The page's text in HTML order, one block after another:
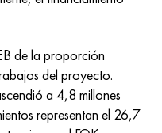
de la proporción
del proyecto.
a 4,8 millones
representan el 26,7